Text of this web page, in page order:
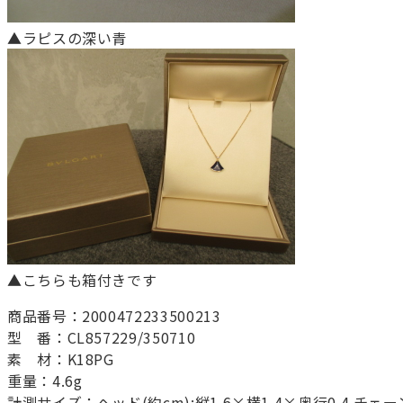
▲ラピスの深い青
▲こちらも箱付きです
商品番号：2000472233500213
型 番：CL857229/350710
素 材：K18PG
重量：4.6g